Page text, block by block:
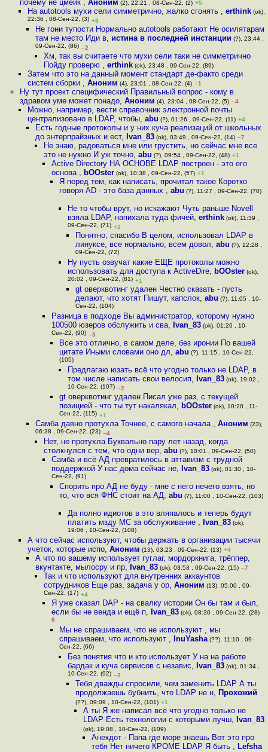
почему не цмейк , Аноним (2), 22:21 , 08-Сен-22, (2) +5
На autotools мухи сели симметрично, жалко сгонять , erthink(ok),
22:36 , 08-Сен-22, (3) +8
Не гони тупости Нормально autotools работают Не осилятарам
там не место Иди в, истина в последней инстанции (?), 23:44 ,
09-Сен-22, (86) –2
Хм, так вы считаете что мухи сели таки не симметрично
Пойду проверю , erthink(ok), 23:48 , 09-Сен-22, (89)
Затем что это на данный момент стандарт де-факто среди
систем сборки , Аноним (4), 23:01 , 08-Сен-22, (4) –1
Ну тут проект специфический Правильный вопрос - кому в
здравом уме может понадо, Аноним (4), 23:04 , 08-Сен-22, (5) –4
Можно, например, вести справочник электронной почты
централизовано в LDAP, чтобы, abu (?), 01:26 , 09-Сен-22, (11) +4
Есть годные протоколы и у них куча реализаций от школьных
до энтерпрайзных и ест, Ivan_83 (ok), 03:49 , 09-Сен-22, (14) –7
Не знаю, радоваться мне или грустить, но сейчас мне все
это не нужно И уж точно, abu (?), 09:54 , 09-Сен-22, (48) +1
Active Directory НА ОСНОВЕ LDAP построен - это его
основа , bOOster(ok), 10:38 , 09-Сен-22, (57) +1
Я перед тем, как написать, прочитал такое Коротко
говоря AD - это база данных ,abu (?), 11:27 , 09-Сен-22, (70)
Не то чтобы врут, но искажают Чуть раньше Novell
взяла LDAP, напихала туда фичей, erthink(ok), 11:39 ,
09-Сен-22, (71) +2
Понятно, спасибо В целом, использовал LDAP в
линуксе, все нормально, всем довол, abu (?), 12:28 ,
09-Сен-22, (72)
Ну пусть озвучат какие ЕЩЕ протоколы можно
использовать для доступа к ActiveDire, bOOster(ok),
20:02 , 09-Сен-22, (81) +1
gt оверквотинг удален Честно сказать - пусть
делают, что хотят Пишут, капслок, abu (?), 11:05 , 10-
Сен-22, (104)
Разница в подходе Вы администратор, которому нужно
100500 юзеров обслужить и сва, Ivan_83(ok), 01:26 , 10-
Сен-22, (90) –3
Все это отлично, в самом деле, без иронии По вашей
цитате Иными словами оно дл,abu (?), 11:15 , 10-Сен-22,
(105)
Предлагаю юзать всё что угодно только не LDAP, в
том числе написать свои велосип, Ivan_83(ok), 19:02 ,
10-Сен-22, (107) –2
gt оверквотинг удален Писал уже раз, с текущей
позицией - что ты тут накалякал, bOOster (ok), 10:20 , 11-
Сен-22, (115) +1
Самба давно протухла Точнее, с самого начала ,Аноним (23),
06:38 , 09-Сен-22, (23) –4
Нет, не протухла Буквально пару лет назад, когда
столкнулся с тем, что одни вер, abu (?), 10:01 , 09-Сен-22, (50)
Самба и всё АД превратилось в аттавизм с трудной
поддержкой У нас дома сейчас не, Ivan_83(ok), 01:30 , 10-
Сен-22, (91)
Спорить про АД не буду - мне с него нечего взять, но
то, что вся ФНС стоит на АД,abu (?), 11:00 , 10-Сен-22, (103)
Да полно идиотов в это вляпалось и теперь будут
платить мзду МС за обслуживание , Ivan_83(ok),
19:06 , 10-Сен-22, (108)
А что сейчас используют, чтобы держать в организации тысячи
учеток, которые испо, Аноним (13), 03:23 , 09-Сен-22, (13) +4
А что по вашему использует гуглаг, мордоркнига, трёппер,
вкунтакте, мылосру и пр, Ivan_83 (ok), 03:53 , 09-Сен-22, (15) –7
Так и что используют для внутренних аккаунтов
сотрудников Еще раз, задача у ор, Аноним (13), 05:00 , 09-
Сен-22, (17) +4
Я уже сказал DAP - на свалку истории Он бы там и был,
если бы не венда и ещё п, Ivan_83(ok), 08:30 , 09-Сен-22, (28) –
6
Мы не спрашиваем, что не используют , мы
спрашиваем, что используют , InuYasha (??), 11:10 , 09-
Сен-22, (66)
Без понятия что и кто использует У на на работе
бардак и куча сервисов с независ, Ivan_83(ok), 01:34 ,
10-Сен-22, (92) –2
Тебя дважды спросили, чем заменить LDAP А ты
продолжаешь бубнить, что LDAP не н, Прохожий
(??), 09:09 , 10-Сен-22, (101) +1
А ты Я же написал всё что угодно только не
LDAP Есть технологии с которыми лучш, Ivan_83
(ok), 19:08 , 10-Сен-22, (109)
Анекдот - Папа где море знаешь Вот это про
тебя Нет ничего КРОМЕ LDAP Я быть , Lefsha